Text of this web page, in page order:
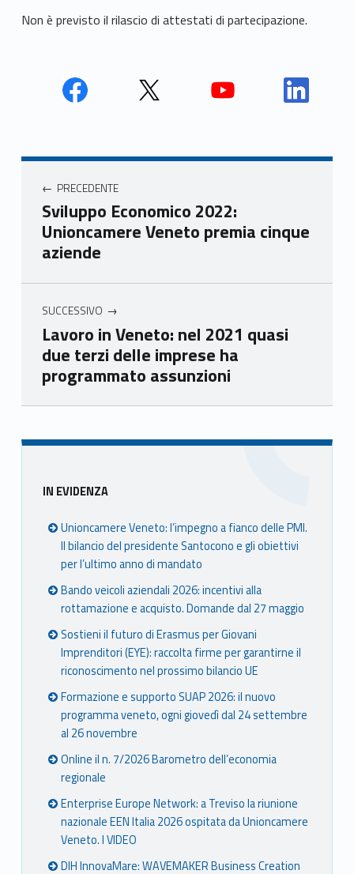
Non è previsto il rilascio di attestati di partecipazione.
Unio
mer
e
Ven
eto
Unio
e
Ven
Unio
e
Ven
Unio
Ven
Navigazione articoli
PRECEDENTE
Sviluppo Economico 2022:
Unioncamere Veneto premia cinque
aziende
SUCCESSIVO
Lavoro in Veneto: nel 2021 quasi
due terzi delle imprese ha
programmato assunzioni
Skip back to main navigation
Sidebar
IN EVIDENZA
Unioncamere Veneto: l’impegno a fianco delle PMI.
Il bilancio del presidente Santocono e gli obiettivi
per l’ultimo anno di mandato
Bando veicoli aziendali 2026: incentivi alla
rottamazione e acquisto. Domande dal 27 maggio
Sostieni il futuro di Erasmus per Giovani
Imprenditori (EYE): raccolta firme per garantirne il
riconoscimento nel prossimo bilancio UE
Formazione e supporto SUAP 2026: il nuovo
programma veneto, ogni giovedì dal 24 settembre
al 26 novembre
Online il n. 7/2026 Barometro dell’economia
regionale
Enterprise Europe Network: a Treviso la riunione
nazionale EEN Italia 2026 ospitata da Unioncamere
Veneto. I VIDEO
DIH InnovaMare: WAVEMAKER Business Creation